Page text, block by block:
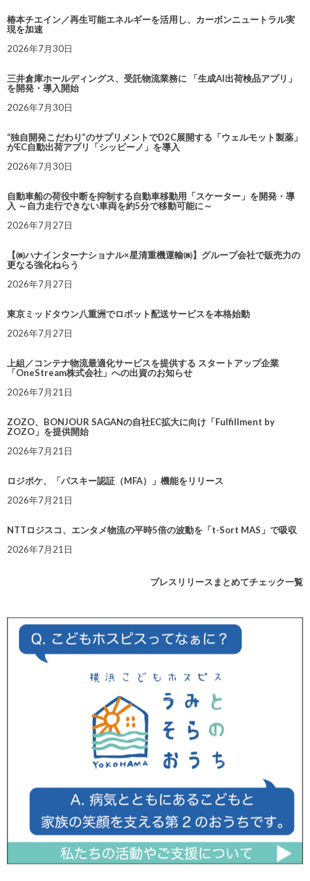
椿本チエイン／再生可能エネルギーを活用し、カーボンニュートラル実
現を加速
2026年7月30日
三井倉庫ホールディングス、受託物流業務に 「生成AI出荷検品アプリ」
を開発・導入開始
2026年7月30日
“独自開発こだわり”のサプリメントでD2C展開する「ウェルモット製薬」
がEC自動出荷アプリ「シッピーノ」を導入
2026年7月30日
自動車船の荷役中断を抑制する自動車移動用「スケーター」を開発・導
入 ～自力走行できない車両を約5分で移動可能に～
2026年7月27日
【㈱ハナインターナショナル×星清重機運輸㈱】グループ会社で販売力の
更なる強化ねらう
2026年7月27日
東京ミッドタウン八重洲でロボット配送サービスを本格始動
2026年7月27日
上組／コンテナ物流最適化サービスを提供する スタートアップ企業
「OneStream株式会社」への出資のお知らせ
2026年7月21日
ZOZO、BONJOUR SAGANの自社EC拡大に向け「Fulfillment by
ZOZO」を提供開始
2026年7月21日
ロジポケ、「パスキー認証（MFA）」機能をリリース
2026年7月21日
NTTロジスコ、エンタメ物流の平時5倍の波動を「t-Sort MAS」で吸収
2026年7月21日
プレスリリースまとめてチェック一覧